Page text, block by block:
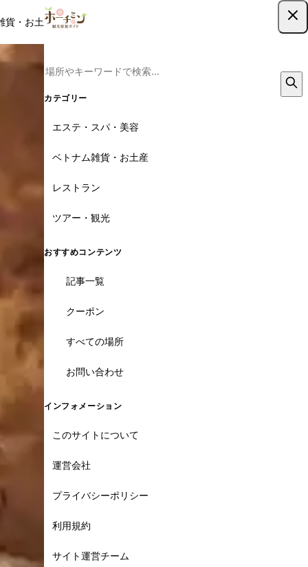
貨・お土産レストラン
カテゴリー
エステ・スパ・美容
ベトナム雑貨・お土産
レストラン
ツアー・観光
おすすめコンテンツ
記事一覧
クーポン
すべての場所
お問い合わせ
インフォメーション
このサイトについて
運営会社
プライバシーポリシー
利用規約
サイト運営チーム